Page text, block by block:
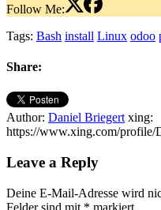
Follow Me:
Tags: Bash install Linux odoo
Share:
Author: Daniel Briegert xing:
https://www.xing.com/profile/
Leave a Reply
Deine E-Mail-Adresse wird
Felder sind mit * markiert